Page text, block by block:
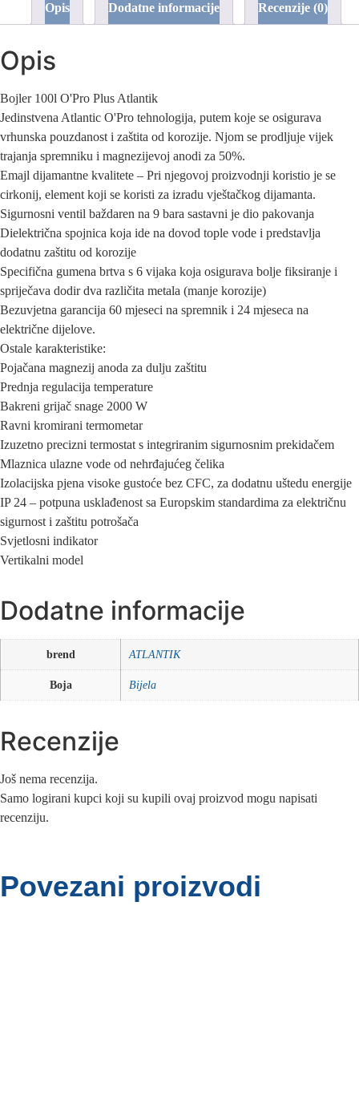
Opis Dodatne informacije Recenzije (0)
Opis
Bojler 100l O'Pro Plus Atlantik
Jedinstvena Atlantic O'Pro tehnologija, putem koje se osigurava
vrhunska pouzdanost i zaštita od korozije. Njom se prodljuje vijek
trajanja spremniku i magnezijevoj anodi za 50%.
Emajl dijamantne kvalitete – Pri njegovoj proizvodnji koristio je se
cirkonij, element koji se koristi za izradu vještačkog dijamanta.
Sigurnosni ventil baždaren na 9 bara sastavni je dio pakovanja
Dielektrična spojnica koja ide na dovod tople vode i predstavlja
dodatnu zaštitu od korozije
Specifična gumena brtva s 6 vijaka koja osigurava bolje fiksiranje i
spriječava dodir dva različita metala (manje korozije)
Bezuvjetna garancija 60 mjeseci na spremnik i 24 mjeseca na
električne dijelove.
Ostale karakteristike:
Pojačana magnezij anoda za dulju zaštitu
Prednja regulacija temperature
Bakreni grijač snage 2000 W
Ravni kromirani termometar
Izuzetno precizni termostat s integriranim sigurnosnim prekidačem
Mlaznica ulazne vode od nehrđajućeg čelika
Izolacijska pjena visoke gustoće bez CFC, za dodatnu uštedu energije
IP 24 – potpuna usklađenost sa Europskim standardima za električnu
sigurnost i zaštitu potrošača
Svjetlosni indikator
Vertikalni model
Dodatne informacije
brend ATLANTIK
Boja Bijela
Recenzije
Još nema recenzija.
Samo logirani kupci koji su kupili ovaj proizvod mogu napisati
recenziju.
Povezani proizvodi